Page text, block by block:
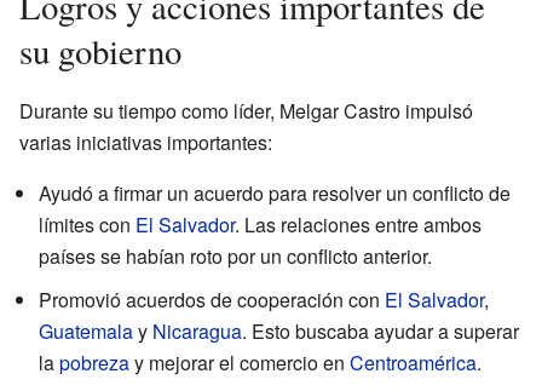
su gobierno
Durante su tiempo como líder, Melgar Castro impulsó
varias iniciativas importantes:
Ayudó a firmar un acuerdo para resolver un conflicto de
límites con El Salvador. Las relaciones entre ambos
países se habían roto por un conflicto anterior.
Promovió acuerdos de cooperación con El Salvador,
Guatemalay Nicaragua. Esto buscaba ayudar a superar
lapobrezay mejorar el comercio en Centroamérica.